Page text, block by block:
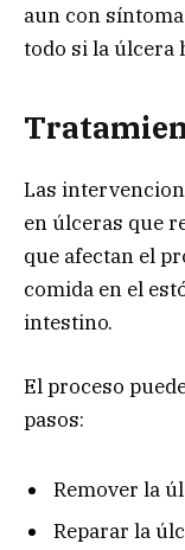
aun con
todo si la úlcera
Las
en úlceras que
que afectan el
comida en el
intestino.
El proceso
pasos:
Remover la
Reparar la